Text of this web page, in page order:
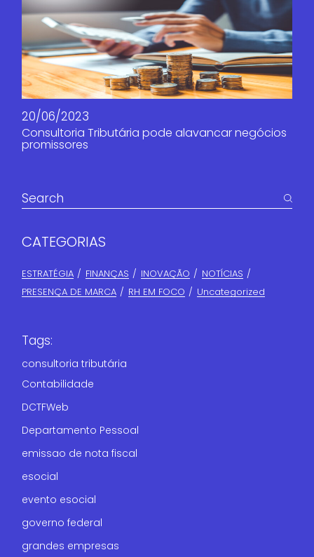
20/06/2023
Consultoria Tributária pode alavancar negócios
promissores
CATEGORIAS
ESTRATÉGIA FINANÇAS​ INOVAÇÃO
NOTÍCIAS
PRESENÇA DE MARCA
RH EM FOCO Uncategorized
Tags:
consultoria tributária
Contabilidade
DCTFWeb
Departamento Pessoal
emissao de nota fiscal
esocial
evento esocial
governo federal
grandes empresas